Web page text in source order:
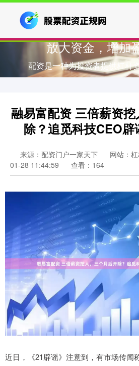
放大资金，增加
配资是一种为投资者提供杠杆
融易富配资 三倍薪资
除？追觅科技CEO辟
来源：配资门户一家天下 网站：
01-28 11:44:59
查看：164
近日，《21辟谣》注意到，有市场传闻